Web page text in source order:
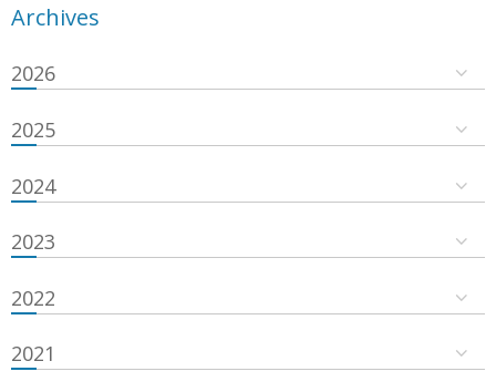
Archives
2026
2025
2024
2023
2022
2021